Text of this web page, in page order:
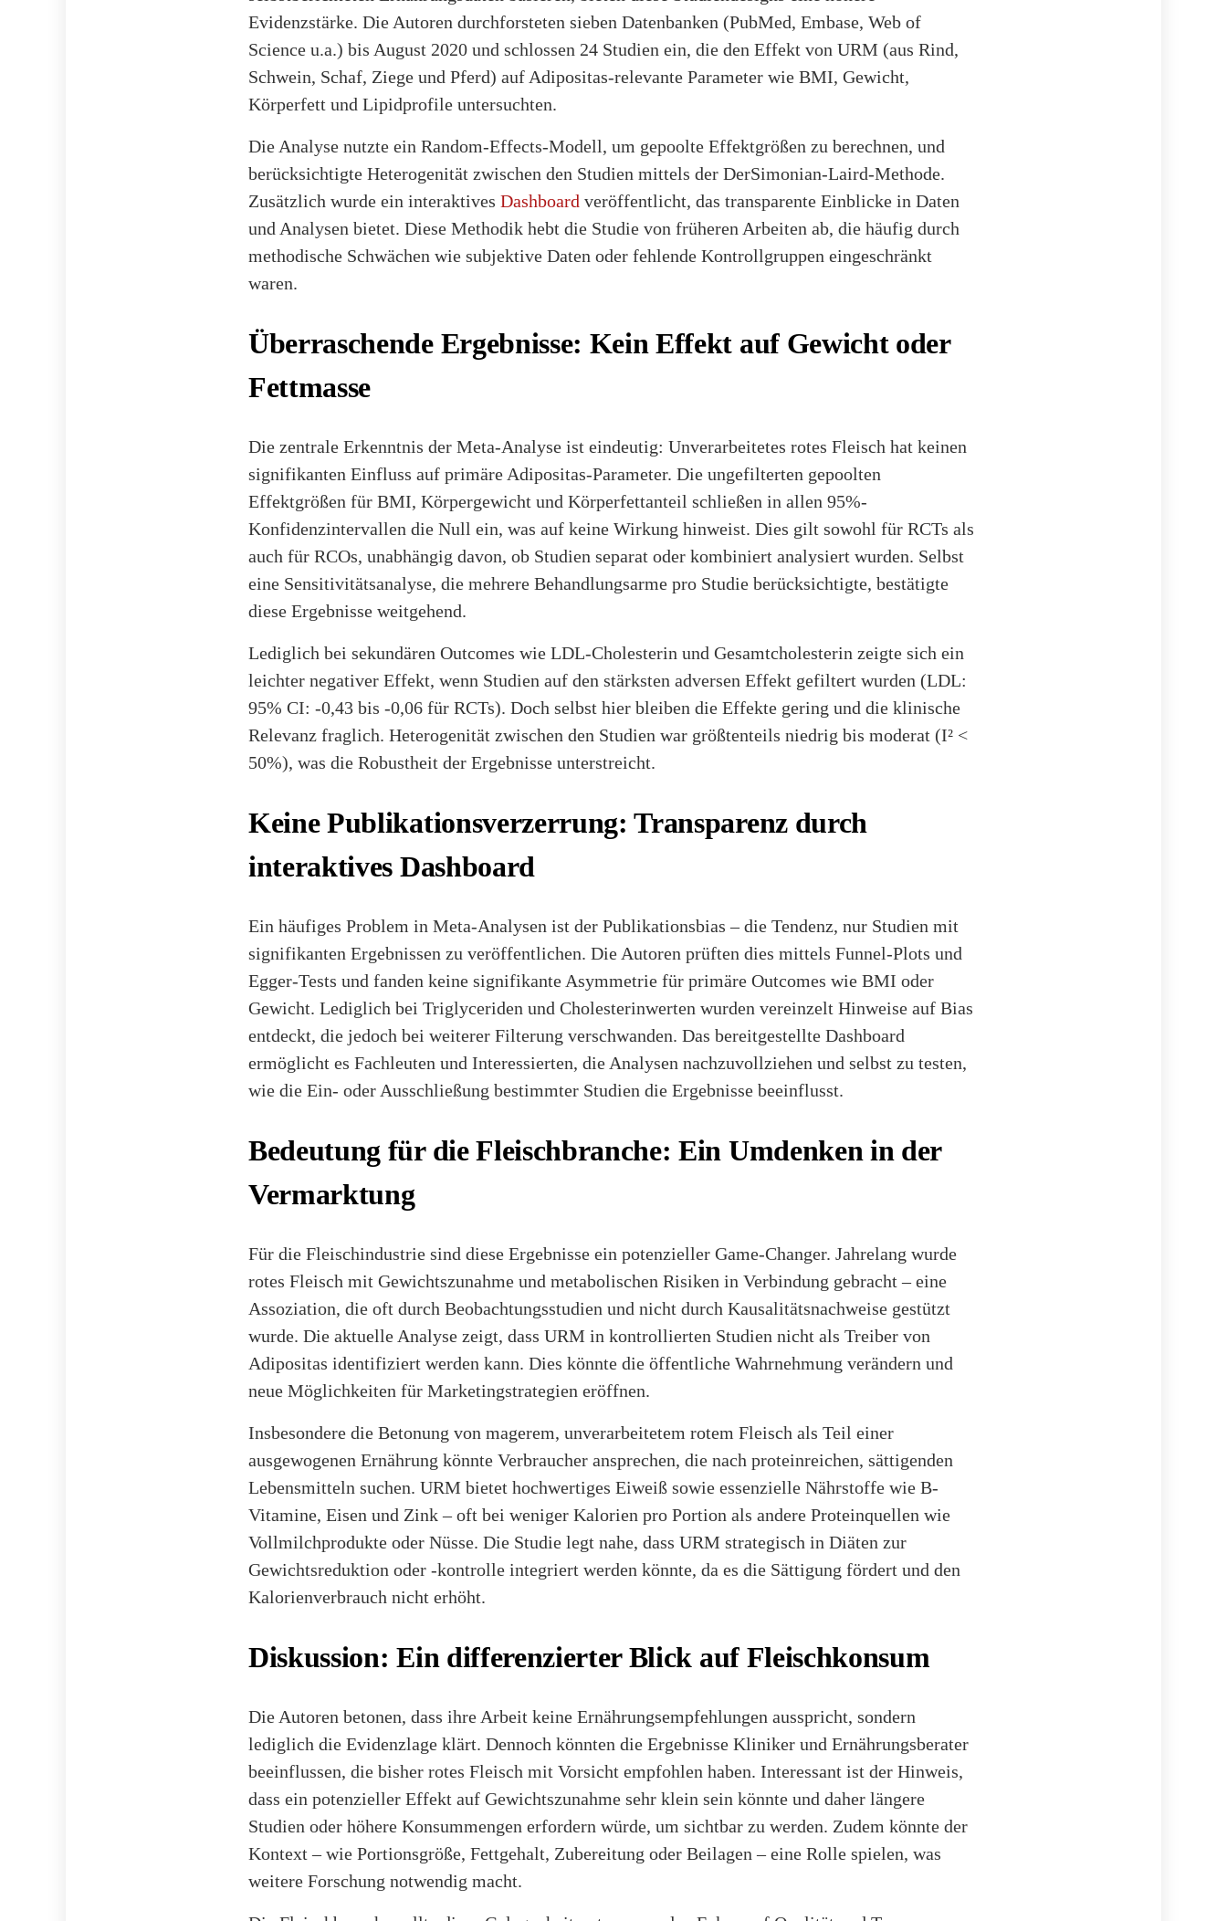
Evidenzstärke. Die Autoren durchforsteten sieben Datenbanken (PubMed, Embase, Web of
Science u.a.) bis August 2020 und schlossen 24 Studien ein, die den Effekt von URM (aus Rind,
Schwein, Schaf, Ziege und Pferd) auf Adipositas-relevante Parameter wie BMI, Gewicht,
Körperfett und Lipidprofile untersuchten.
Die Analyse nutzte ein Random-Effects-Modell, um gepoolte Effektgrößen zu berechnen, und
berücksichtigte Heterogenität zwischen den Studien mittels der DerSimonian-Laird-Methode.
Zusätzlich wurde ein interaktives Dashboard veröffentlicht, das transparente Einblicke in Daten
und Analysen bietet. Diese Methodik hebt die Studie von früheren Arbeiten ab, die häufig durch
methodische Schwächen wie subjektive Daten oder fehlende Kontrollgruppen eingeschränkt
waren.
Überraschende Ergebnisse: Kein Effekt auf Gewicht oder
Fettmasse
Die zentrale Erkenntnis der Meta-Analyse ist eindeutig: Unverarbeitetes rotes Fleisch hat keinen
signifikanten Einfluss auf primäre Adipositas-Parameter. Die ungefilterten gepoolten
Effektgrößen für BMI, Körpergewicht und Körperfettanteil schließen in allen 95%-
Konfidenzintervallen die Null ein, was auf keine Wirkung hinweist. Dies gilt sowohl für RCTs als
auch für RCOs, unabhängig davon, ob Studien separat oder kombiniert analysiert wurden. Selbst
eine Sensitivitätsanalyse, die mehrere Behandlungsarme pro Studie berücksichtigte, bestätigte
diese Ergebnisse weitgehend.
Lediglich bei sekundären Outcomes wie LDL-Cholesterin und Gesamtcholesterin zeigte sich ein
leichter negativer Effekt, wenn Studien auf den stärksten adversen Effekt gefiltert wurden (LDL:
95% CI: -0,43 bis -0,06 für RCTs). Doch selbst hier bleiben die Effekte gering und die klinische
Relevanz fraglich. Heterogenität zwischen den Studien war größtenteils niedrig bis moderat (I² <
50%), was die Robustheit der Ergebnisse unterstreicht.
Keine Publikationsverzerrung: Transparenz durch
interaktives Dashboard
Ein häufiges Problem in Meta-Analysen ist der Publikationsbias – die Tendenz, nur Studien mit
signifikanten Ergebnissen zu veröffentlichen. Die Autoren prüften dies mittels Funnel-Plots und
Egger-Tests und fanden keine signifikante Asymmetrie für primäre Outcomes wie BMI oder
Gewicht. Lediglich bei Triglyceriden und Cholesterinwerten wurden vereinzelt Hinweise auf Bias
entdeckt, die jedoch bei weiterer Filterung verschwanden. Das bereitgestellte Dashboard
ermöglicht es Fachleuten und Interessierten, die Analysen nachzuvollziehen und selbst zu testen,
wie die Ein- oder Ausschließung bestimmter Studien die Ergebnisse beeinflusst.
Bedeutung für die Fleischbranche: Ein Umdenken in der
Vermarktung
Für die Fleischindustrie sind diese Ergebnisse ein potenzieller Game-Changer. Jahrelang wurde
rotes Fleisch mit Gewichtszunahme und metabolischen Risiken in Verbindung gebracht – eine
Assoziation, die oft durch Beobachtungsstudien und nicht durch Kausalitätsnachweise gestützt
wurde. Die aktuelle Analyse zeigt, dass URM in kontrollierten Studien nicht als Treiber von
Adipositas identifiziert werden kann. Dies könnte die öffentliche Wahrnehmung verändern und
neue Möglichkeiten für Marketingstrategien eröffnen.
Insbesondere die Betonung von magerem, unverarbeitetem rotem Fleisch als Teil einer
ausgewogenen Ernährung könnte Verbraucher ansprechen, die nach proteinreichen, sättigenden
Lebensmitteln suchen. URM bietet hochwertiges Eiweiß sowie essenzielle Nährstoffe wie B-
Vitamine, Eisen und Zink – oft bei weniger Kalorien pro Portion als andere Proteinquellen wie
Vollmilchprodukte oder Nüsse. Die Studie legt nahe, dass URM strategisch in Diäten zur
Gewichtsreduktion oder -kontrolle integriert werden könnte, da es die Sättigung fördert und den
Kalorienverbrauch nicht erhöht.
Diskussion: Ein differenzierter Blick auf Fleischkonsum
Die Autoren betonen, dass ihre Arbeit keine Ernährungsempfehlungen ausspricht, sondern
lediglich die Evidenzlage klärt. Dennoch könnten die Ergebnisse Kliniker und Ernährungsberater
beeinflussen, die bisher rotes Fleisch mit Vorsicht empfohlen haben. Interessant ist der Hinweis,
dass ein potenzieller Effekt auf Gewichtszunahme sehr klein sein könnte und daher längere
Studien oder höhere Konsummengen erfordern würde, um sichtbar zu werden. Zudem könnte der
Kontext – wie Portionsgröße, Fettgehalt, Zubereitung oder Beilagen – eine Rolle spielen, was
weitere Forschung notwendig macht.